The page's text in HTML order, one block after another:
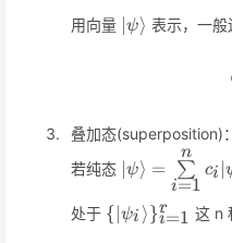
用向量 ∣ψ⟩ 表示，一般
叠加态(superposition)：
若纯态 ψ⟩ =
i=1
∑
n
ci
处于 \
{∣ψi ⟩}i=1
r 这 n